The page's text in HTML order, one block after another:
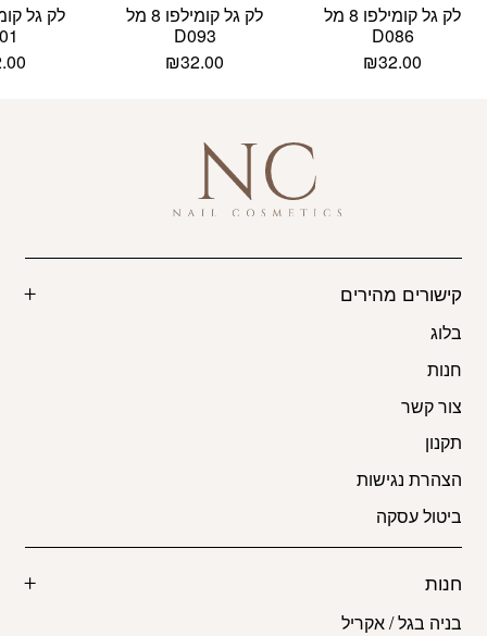
לק גל קומילפו 8 מל
D086
₪32.00
לק גל קומילפו 8 מל
D093
₪32.00
קישורים מהירים
בלוג
חנות
צור קשר
תקנון
הצהרת נגישות
ביטול עסקה
חנות
בניה בגל / אקריל